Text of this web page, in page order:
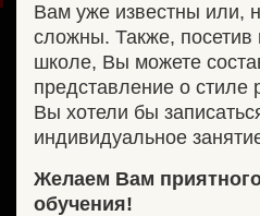
Вам уже известны или,
сложны. Также,
школе, Вы можете
представление о стиле
Вы хотели бы
индивидуальное
Желаем Вам
обучения!